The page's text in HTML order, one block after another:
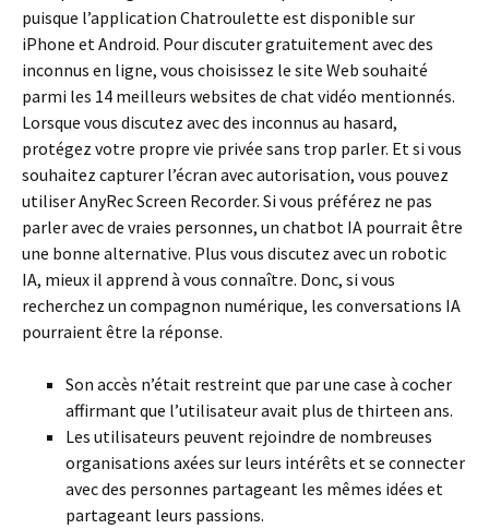
puisque l’application Chatroulette est disponible sur
iPhone et Android. Pour discuter gratuitement avec des
inconnus en ligne, vous choisissez le site Web souhaité
parmi les 14 meilleurs websites de chat vidéo mentionnés.
Lorsque vous discutez avec des inconnus au hasard,
protégez votre propre vie privée sans trop parler. Et si vous
souhaitez capturer l’écran avec autorisation, vous pouvez
utiliser AnyRec Screen Recorder. Si vous préférez ne pas
parler avec de vraies personnes, un chatbot IA pourrait être
une bonne alternative. Plus vous discutez avec un robotic
IA, mieux il apprend à vous connaître. Donc, si vous
recherchez un compagnon numérique, les conversations IA
pourraient être la réponse.
Son accès n’était restreint que par une case à cocher
affirmant que l’utilisateur avait plus de thirteen ans.
Les utilisateurs peuvent rejoindre de nombreuses
organisations axées sur leurs intérêts et se connecter
avec des personnes partageant les mêmes idées et
partageant leurs passions.